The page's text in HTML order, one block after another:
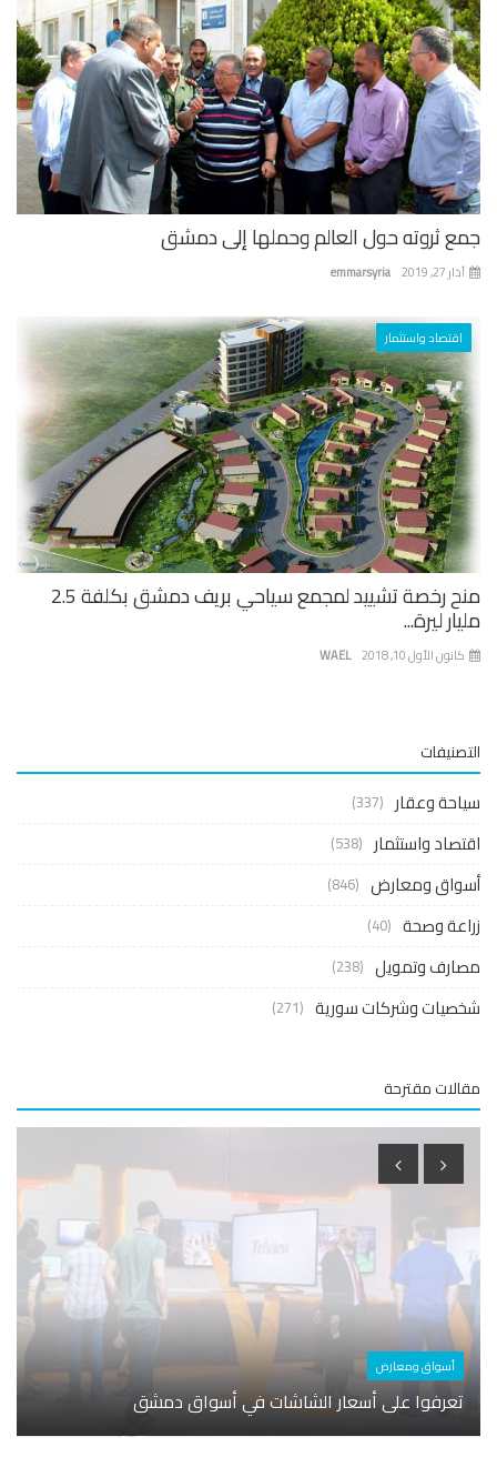
ثروته حول العالم وحملها إلى دمشق
emmarsyria 27, 2019
اقتصاد واستثمار
منح رخصة تشييد لمجمع سياحي بريف دمشق بكلفة 2.5
ليرة...
WAEL الأول 10, 2018
وعقار (337)
واستثمار (538)
ومعارض (846)
وصحة (40)
وتمويل (238)
وشركات سورية (271)
مقترحة
أسواق ومعارض
تعرفوا على أسعار الشاشات في أسواق دمشق